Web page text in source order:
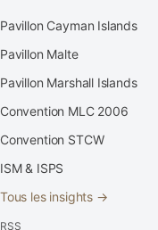
Pavillon Cayman Islands
Pavillon Malte
Pavillon Marshall Islands
Convention MLC 2006
Convention STCW
ISM & ISPS
Tous les insights →
RSS